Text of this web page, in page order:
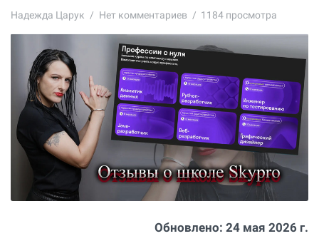
Надежда Царук Нет комментариев 1184 просмотра
Обновлено: 24 мая 2026 г.